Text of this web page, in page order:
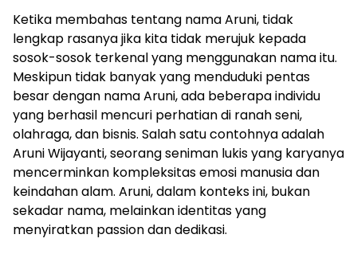
Ketika membahas tentang nama Aruni, tidak
lengkap rasanya jika kita tidak merujuk kepada
sosok-sosok terkenal yang menggunakan nama itu.
Meskipun tidak banyak yang menduduki pentas
besar dengan nama Aruni, ada beberapa individu
yang berhasil mencuri perhatian di ranah seni,
olahraga, dan bisnis. Salah satu contohnya adalah
Aruni Wijayanti, seorang seniman lukis yang karyanya
mencerminkan kompleksitas emosi manusia dan
keindahan alam. Aruni, dalam konteks ini, bukan
sekadar nama, melainkan identitas yang
menyiratkan passion dan dedikasi.